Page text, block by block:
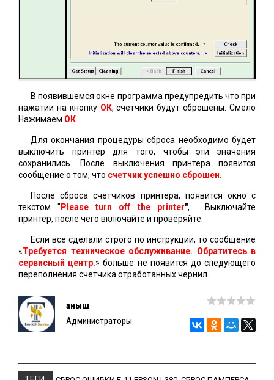
В появившемся окне программа предупредить что при
нажатии на кнопку ОК, счётчики будут сброшены. Смело
Нажимаем ОК
Для окончания процедуры сброса необходимо будет
выключить принтер для того, чтобы эти значения
сохранились. После выключения принтера появится
сообщение о том, что счетчик успешно сброшен
После сброса счётчиков принтера, появится окно с
текстом "Please turn off the printer", . Выключайте
принтер, после чего включайте и проверяйте.
Если все сделали строго по инструкции, то сообщение
«Требуется техническое обслуживание. Обратитесь в
сервисный центр.» больше не появится до следующего
переполнения счетчика отработанных чернил.
Қаныш
Администраторы